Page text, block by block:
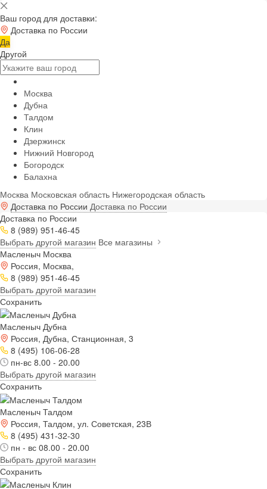
Ваш город для доставки:
Доставка по России
Да
Другой
Москва
Дубна
Талдом
Клин
Дзержинск
Нижний Новгород
Богородск
Балахна
Москва Московская область Нижегородская область
Доставка по России Доставка по России
Доставка по России
8 (989) 951-46-45
Выбрать другой магазин Все магазины
Масленыч Москва
Россия, Москва,
8 (989) 951-46-45
Выбрать другой магазин
Сохранить
Масленыч Дубна
Россия, Дубна, Станционная, 3
8 (495) 106-06-28
пн-вс 8.00 - 20.00
Выбрать другой магазин
Сохранить
Масленыч Талдом
Россия, Талдом, ул. Советская, 23В
8 (495) 431-32-30
пн - вс 08.00 - 20.00
Выбрать другой магазин
Сохранить